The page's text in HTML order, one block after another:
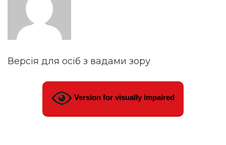
Версія для осіб з вадами зору
Version for visually impaired